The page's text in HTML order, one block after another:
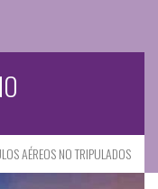
AÉREOS NO TRIPULADOS